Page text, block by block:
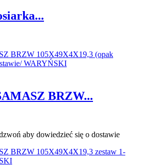
BRZW...
aby dowiedzieć się o dostawie